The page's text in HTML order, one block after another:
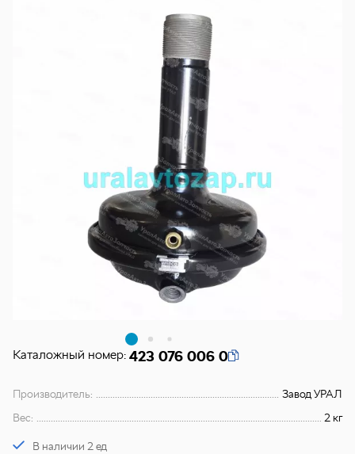
Каталожный номер: 423 076 006 0
Производитель:
Завод УРАЛ
Вес:
2 кг
В наличии 2 ед